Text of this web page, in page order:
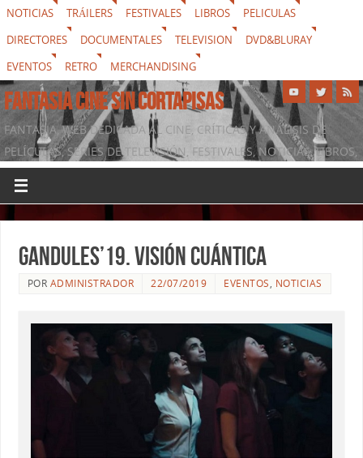
NOTICIAS TRÁILERS FESTIVALES LIBROS
PELICULAS
DIRECTORES
DOCUMENTALES TELEVISION
DVD&BLURAY
EVENTOS
RETRO MERCHANDISING
FANTASIA CINE SIN CORTAPISAS
FANTASIA, WEB DEDICADA AL CINE, CRÍTICAS Y ANÁLISIS DE
PELÍCULAS, SERIES DE TELEVISIÓN, FESTIVALES, NOTICIAS, LIBROS,
DVD & BLURAY, MERCHANDISING Y TODO LO QUE RODEA AL
SÉPTIMO ARTE
Gandules’19. Visión cuántica
POR ADMINISTRADOR 22/07/2019 EVENTOS, NOTICIAS